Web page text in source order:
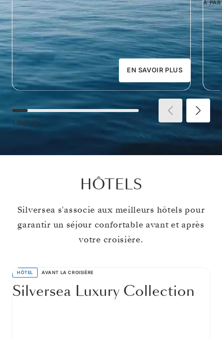
EN SAVOIR PLUS
À
1 SUR 8
HÔTELS
Silversea s'associe aux meilleurs hôtels pour
garantir un séjour confortable avant et après
votre croisière.
HÔTEL AVANT LA CROISIÈRE
Silversea Luxury Collection